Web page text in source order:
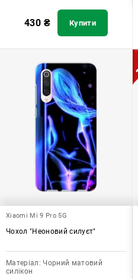
430 ₴ Купити
Xiaomi Mi 9 Pro 5G
Чохол "Неоновий силуєт"
Матеріал: Чорний матовий
силікон